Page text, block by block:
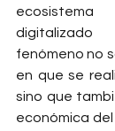
fenómeno no
en que se
sino que
económica